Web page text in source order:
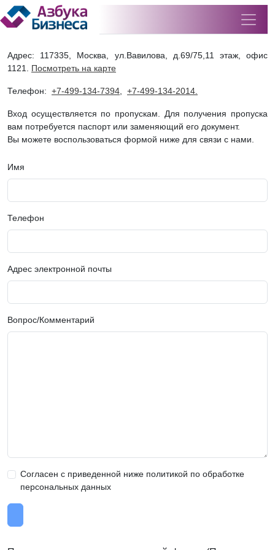
Адрес: 117335, Москва, ул.Вавилова, д.69/75,11 этаж, офис
1121. Посмотреть на карте
Телефон: +7-499-134-7394 +7-499-134-2014.
Вход осуществляется по пропускам. Для получения пропуска
вам потребуется паспорт или заменяющий его документ.
Вы можете воспользоваться формой ниже для связи с нами.
Имя
Телефон
Адрес электронной почты
Вопрос/Комментарий
Согласен с приведенной ниже политикой по обработке
персональных данных